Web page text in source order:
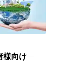
様向け